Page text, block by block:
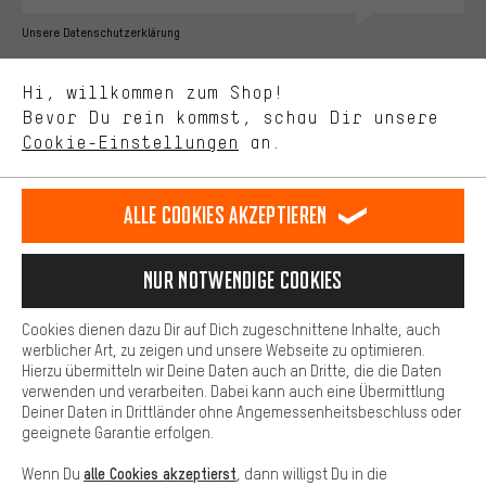
Unsere Datenschutzerklärung
Sprache"
Deutsch
DE english
EN español
ES français
FR
VERTRAG WIDERRUFEN Aachener Community Affiliateprogramm
Datenschutz Allgemeine Geschäftsbedingungen
Hinweisgebersystem Hinweise zur Batterieentsorgung
Cookie-Einstellungen Kontrast ändern
Alle Preise verstehen sich in Euro und exkl. MwSt zuzüglich
Versandkostenfür Lieferung nachUSA.
Hi, willkommen zum Shop!
Bevor Du rein kommst, schau Dir unsere
Cookie-Einstellungen an.
Bessere Leistung
Uns interessiert, was Du in unserem Shop suchst und brauchst.
selbst Einfluss auf die Verbesserung unserer Webseite und
unseres Shop-Angebots.
Dein Shopping-Erlebnis wird komfortabler. Mit Komfort-Cookies
stellen wir Verknüpfungen zu Social Media Plattformen her. So
können wir dir weitere nützliche Inhalte und Informationen zur
Verfügung stellen. Zudem hast du die Möglichkeit zusätzliche
Services zu nutzen, die es dir erleichtern die richtigen Produkte zu
finden. Beispielsweise bieten wir eine Chat-Funktion an, damit
Fragen schnell und unkompliziert beantwortet werden können.
Basis
Basis-Cookies gewährleisten, dass Du unsere Webseite
grundsätzlich nutzen kannst.
Alle Cookies akzeptieren
Nur Notwendige Cookies
Cookies dienen dazu Dir auf Dich zugeschnittene Inhalte, auch
werblicher Art, zu zeigen und unsere Webseite zu optimieren.
Hierzu übermitteln wir Deine Daten auch an Dritte, die die Daten
verwenden und verarbeiten. Dabei kann auch eine Übermittlung
Deiner Daten in Drittländer ohne Angemessenheitsbeschluss oder
geeignete Garantie erfolgen.
Wenn Du alle Cookies akzeptierst , dann willigst Du in die